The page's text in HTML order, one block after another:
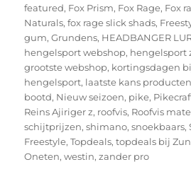
featured, Fox Prism, Fox Rage, Fox
Naturals,fox rage slick shads,
gum,Grundens, HEADBANGER
hengelsport webshop, hengelsport
grootste webshop, kortingsdagen
hengelsport, laatste kans
bootd, Nieuw seizoen, pike,
Reins Ajiriger z, roofvis, Roofvis
schijtprijzen,shimano,snoekbaars,
Freestyle,Topdeals,topdeals bij
Oneten,westin,zander pro